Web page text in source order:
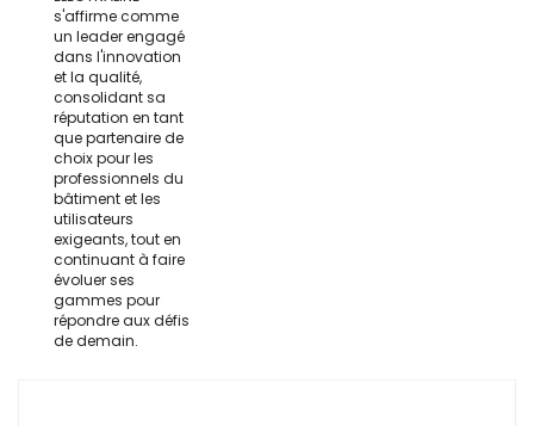
s'affirme comme
un leader engagé
dans l'innovation
et la qualité,
consolidant sa
réputation en tant
que partenaire de
choix pour les
professionnels du
bâtiment et les
utilisateurs
exigeants, tout en
continuant à faire
évoluer ses
gammes pour
répondre aux défis
de demain.